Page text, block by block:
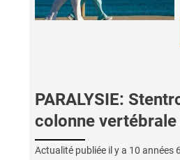
PARALYSIE:
colonne
Actualité publiée il y a 10 années